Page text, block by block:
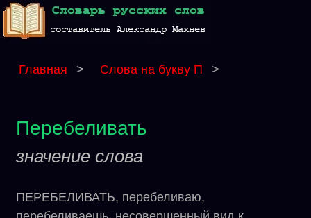
Главная > Слова на букву П >
Перебеливать
значение слова
ПЕРЕБЕЛИВАТЬ, перебеливаю,